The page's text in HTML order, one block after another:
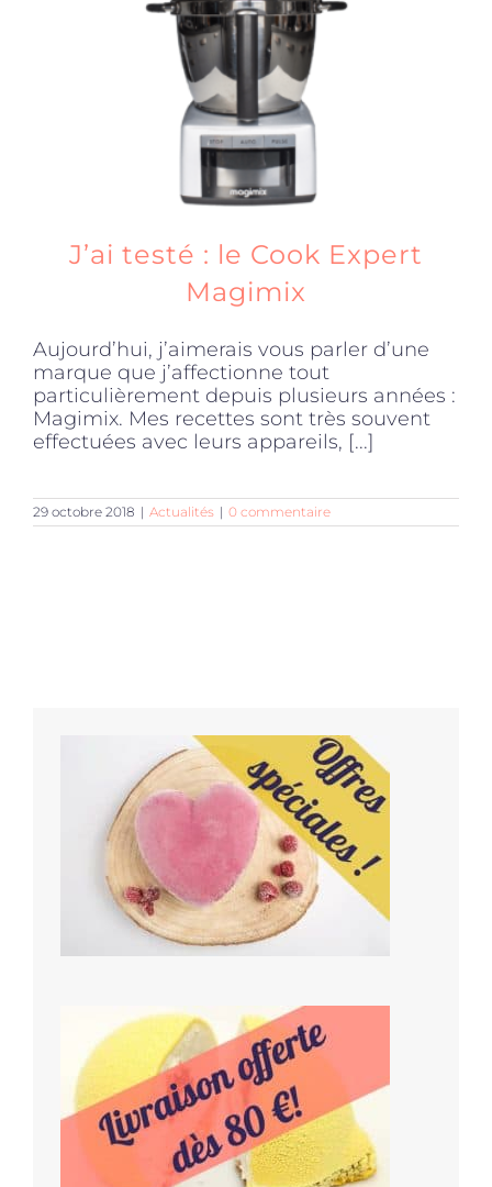
Accessoires
Offres
J’ai testé : le Cook Expert
Magimix
Aujourd’hui, j’aimerais vous parler d’une
marque que j’affectionne tout
particulièrement depuis plusieurs années :
Magimix. Mes recettes sont très souvent
effectuées avec leurs appareils, [...]
29 octobre 2018 | Actualités | 0 commentaire